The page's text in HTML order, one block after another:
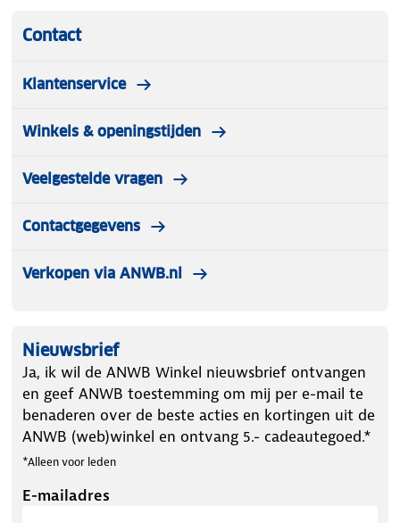
Contact
Klantenservice
Winkels & openingstijden
Veelgestelde vragen
Contactgegevens
Verkopen via ANWB.nl
Nieuwsbrief
Ja, ik wil de ANWB Winkel nieuwsbrief ontvangen
en geef ANWB toestemming om mij per e-mail te
benaderen over de beste acties en kortingen uit de
ANWB (web)winkel en ontvang 5.- cadeautegoed.*
*Alleen voor leden
E-mailadres